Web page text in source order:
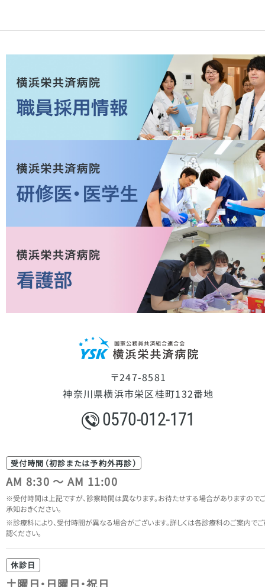
〒247-8581
神奈川県横浜市栄区桂町132番地
0570-012-171
受付時間（初診または予約外再診）
AM 8:30 ～ AM 11:00
受付時間は上記ですが、診察時間は異なります。お待たせする場合がありますので
承知おきください。
診療科により、受付時間が異なる場合がございます。詳しくは各診療科のご案内で
認ください。
休診日
土曜日・日曜日・祝日